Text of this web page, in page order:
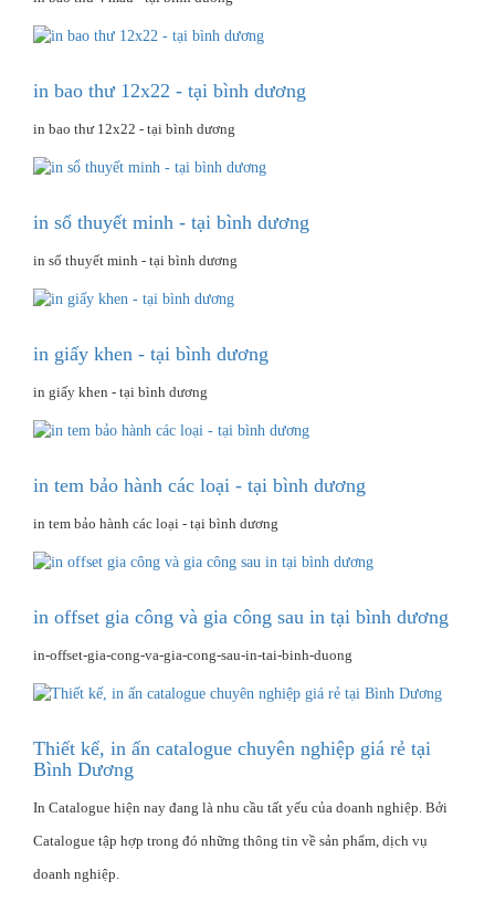
in bao thư 12x22 - tại bình dương
in bao thư 12x22 - tại bình dương
in sổ thuyết minh - tại bình dương
in sổ thuyết minh - tại bình dương
in giấy khen - tại bình dương
in giấy khen - tại bình dương
in tem bảo hành các loại - tại bình dương
in tem bảo hành các loại - tại bình dương
in offset gia công và gia công sau in tại bình dương
in-offset-gia-cong-va-gia-cong-sau-in-tai-binh-duong
Thiết kế, in ấn catalogue chuyên nghiệp giá rẻ tại
Bình Dương
In Catalogue hiện nay đang là nhu cầu tất yếu của doanh nghiệp. Bởi
Catalogue tập hợp trong đó những thông tin về sản phẩm, dịch vụ
doanh nghiệp.